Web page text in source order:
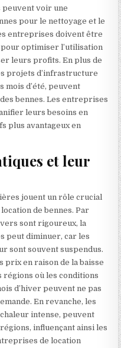
peuvent voir une
pour le nettoyage et le
entreprises doivent être
optimiser l’utilisation
leurs profits. En plus de
projets d’infrastructure
mois d’été, peuvent
bennes. Les entreprises
leurs besoins en
plus avantageux en
et leur
jouent un rôle crucial
de bennes. Par
sont rigoureux, la
peut diminuer, car les
sont souvent suspendus.
prix en raison de la baisse
régions où les conditions
d’hiver peuvent ne pas
En revanche, les
intense, peuvent
influençant ainsi les
de location